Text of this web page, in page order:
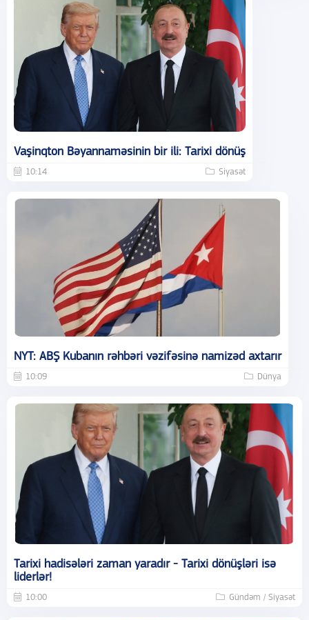
Vaşinqton Bəyannaməsinin bir ili: Tarixi dönüş
10:14 Siyasət
NYT: ABŞ Kubanın rəhbəri vəzifəsinə namizəd axtarır
10:09 Dünya
Tarixi hadisələri zaman yaradır - Tarixi dönüşləri isə
liderlər!
10:00 Gündəm / Siyasət